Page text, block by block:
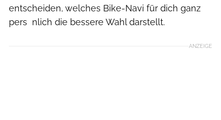
entscheiden, welches Bike-Navi für dich ganz
pers nlich die bessere Wahl darstellt.
ANZEIGE